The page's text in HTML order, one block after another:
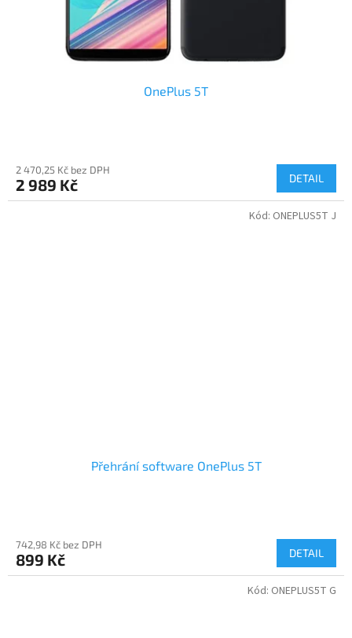
OnePlus 5T
2 470,25 Kč bez DPH
2 989 Kč DETAIL
Přehrání software OnePlus 5T
742,98 Kč bez DPH
899 Kč DETAIL
Kód: ONEPLUS5T J
Kód: ONEPLUS5T G